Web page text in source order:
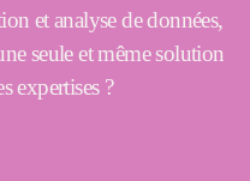
et analyse de données,
seule et même solution
expertises ?